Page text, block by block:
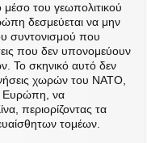
του γεωπολιτικού
δεσμεύεται να μην
συντονισμού που
που δεν υπονομεύουν
Το σκηνικό αυτό δεν
χωρών του NATO,
Ευρώπη, να
περιορίζοντας τα
τομέων.